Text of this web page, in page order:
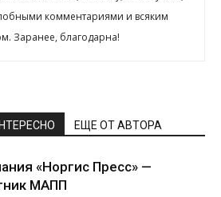
комментариями и всяким
Заранее, благодарна!
ЕЩЕ ОТ АВТОРА
«Норгис Пресс» —
МАПП